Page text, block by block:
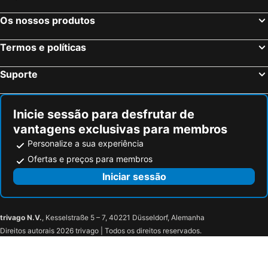
Sevilha, Andaluzia Hotéis
Barcelona, Catalunha Hotéis
Isla Cristina, Andaluzia Hotéis
Os nossos produtos
Termos e políticas
Suporte
Inicie sessão para desfrutar de
vantagens exclusivas para membros
Personalize a sua experiência
Ofertas e preços para membros
Iniciar sessão
trivago N.V., Kesselstraße 5 – 7, 40221 Düsseldorf, Alemanha
Direitos autorais 2026 trivago | Todos os direitos reservados.